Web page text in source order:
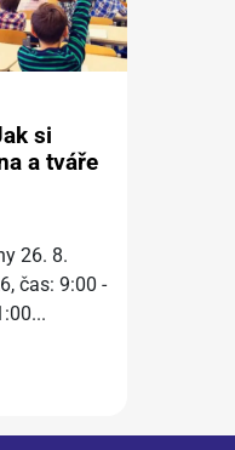
si
a tváře
26. 8.
čas: 9:00 -
...